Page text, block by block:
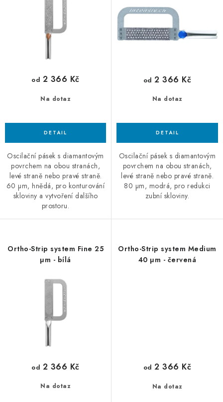
Na dotaz
od 2 366 Kč
Oscilační pásek s diamantovým
povrchem na obou stranách,
levé straně nebo pravé straně.
60 µm, hnědá, pro konturování
skloviny a vytvoření dalšího
prostoru.
Na dotaz
od 2 366 Kč
Oscilační pásek s diamantovým
povrchem na obou stranách,
levé straně nebo pravé straně.
80 µm, modrá, pro redukci
zubní skloviny.
Ortho-Strip system Fine 25
μm - bílá
Na dotaz
od 2 366 Kč
Ortho-Strip system Medium
40 μm - červená
Na dotaz
od 2 366 Kč